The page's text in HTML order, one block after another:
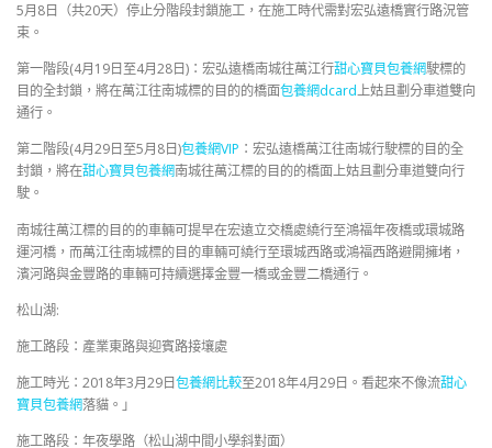
5月8日（共20天）停止分階段封鎖施工，在施工時代需對宏弘遠橋實行路況管
束。
第一階段(4月19日至4月28日)：宏弘遠橋南城往萬江行甜心寶貝包養網駛標的
目的全封鎖，將在萬江往南城標的目的的橋面包養網dcard上姑且劃分車道雙向
通行。
第二階段(4月29日至5月8日)包養網VIP ：宏弘遠橋萬江往南城行駛標的目的全
封鎖，將在甜心寶貝包養網南城往萬江標的目的的橋面上姑且劃分車道雙向行
駛。
南城往萬江標的目的的車輛可提早在宏遠立交橋處繞行至鴻福年夜橋或環城路
運河橋，而萬江往南城標的目的車輛可繞行至環城西路或鴻福西路避開擁堵，
濱河路與金豐路的車輛可持續選擇金豐一橋或金豐二橋通行。
松山湖:
施工路段：產業東路與迎賓路接壤處
施工時光：2018年3月29日包養網比較至2018年4月29日。看起來不像流甜心
寶貝包養網落貓。」
施工路段：年夜學路（松山湖中間小學斜對面）